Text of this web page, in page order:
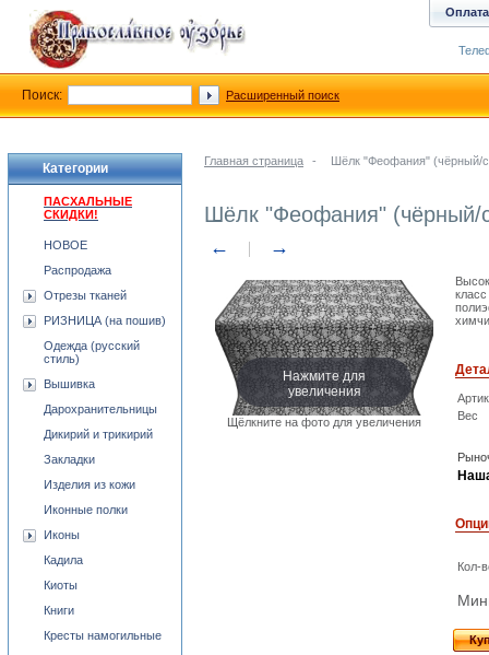
Главная страница - Шёлк "Феофания" (чёрный/
Шёлк "Феофания" (чёрный/
← →
Нажмите для
увеличения
Щёлкните на фото для увеличения
Вес
Кол-
Категории
ПАСХАЛЬНЫЕ
СКИДКИ!
НОВОЕ
Распродажа
Отрезы тканей
РИЗНИЦА (на пошив)
Одежда (русский
стиль)
Вышивка
Дарохранительницы
Дикирий и трикирий
Закладки
Изделия из кожи
Иконные полки
Иконы
Кадила
Киоты
Книги
Кресты намогильные
Оплата
Поиск: Расширенный поиск